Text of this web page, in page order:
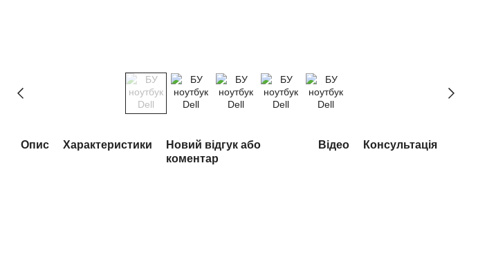
Опис Характеристики
Новий відгук або
коментар
Відео Консультація